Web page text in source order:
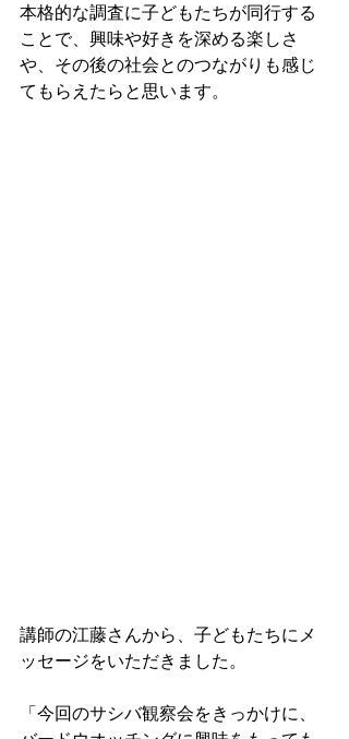
本格的な調査に子どもたちが同行する
ことで、興味や好きを深める楽しさ
や、その後の社会とのつながりも感じ
てもらえたらと思います。
講師の江藤さんから、子どもたちにメ
ッセージをいただきました。
「今回のサシバ観察会をきっかけに、